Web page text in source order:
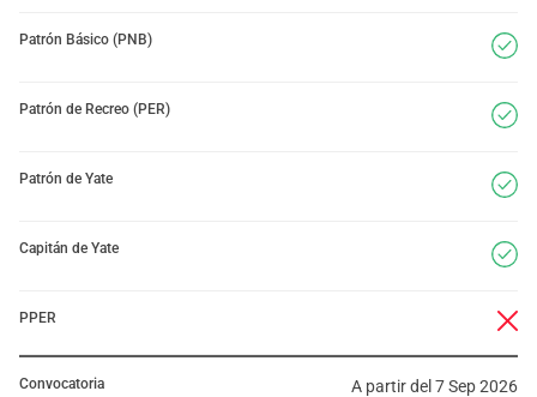
Patrón Básico (PNB)
Patrón de Recreo (PER)
Patrón de Yate
Capitán de Yate
PPER
Convocatoria A partir del 7 Sep 2026